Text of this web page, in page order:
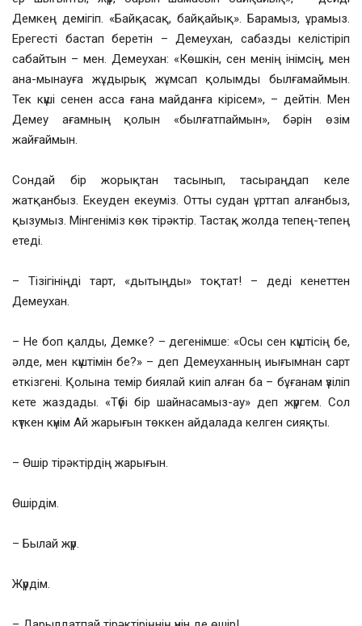
Демкең демігіп. «Байқасақ, байқайық». Барамыз, ұрамыз.
Ерегесті бастап беретін – Демеухан, сабазды келістіріп
сабайтын – мен. Демеухан: «Көшкін, сен менің інімсің, мен
ана-мынауға жұдырық жұмсап қолымды былғамаймын.
Тек күші сенен асса ғана майданға кірісем», – дейтін. Мен
Демеу ағамның қолын «былғатпаймын», бәрін өзім
жайғаймын.
Сондай бір жорықтан тасынып, тасыраңдап келе
жатқанбыз. Екеуден екеуміз. Отты судан ұрттап алғанбыз,
қызумыз. Мінгеніміз көк тірәктір. Тастақ жолда тепең-тепең
етеді.
– Тізігініңді тарт, «дытыңды» тоқтат! – деді кенеттен
Демеухан.
– Не боп қалды, Демке? – дегенімше: «Осы сен күштісің бе,
әлде, мен күштімін бе?» – деп Демеуханның иығымнан сарт
еткізгені. Қолына темір биялай киіп алған ба – бұғанам үзіліп
кете жаздады. «Түбі бір шайнасамыз-ау» деп жүргем. Сол
күткен күнім Ай жарығын төккен айдалада келген сияқты.
– Өшір тірәктірдің жарығын.
Өшірдім.
– Былай жүр.
Жүрдім.